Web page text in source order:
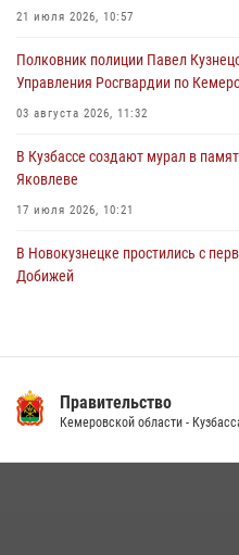
06 августа 2026, 08:17
Росгвардейцы пресекли
новокузнечанку от агрессивного
06 августа 2026, 07:16
21 июля 2026, 10:57
Полковник полиции Павел
Управления Росгвардии по
03 августа 2026, 11:32
В Кузбассе создают мурал в
Яковлеве
17 июля 2026, 10:21
В Новокузнецке простились с
Добижей
14 июля 2026, 08:52 1
Правительство
Кемеровской области -